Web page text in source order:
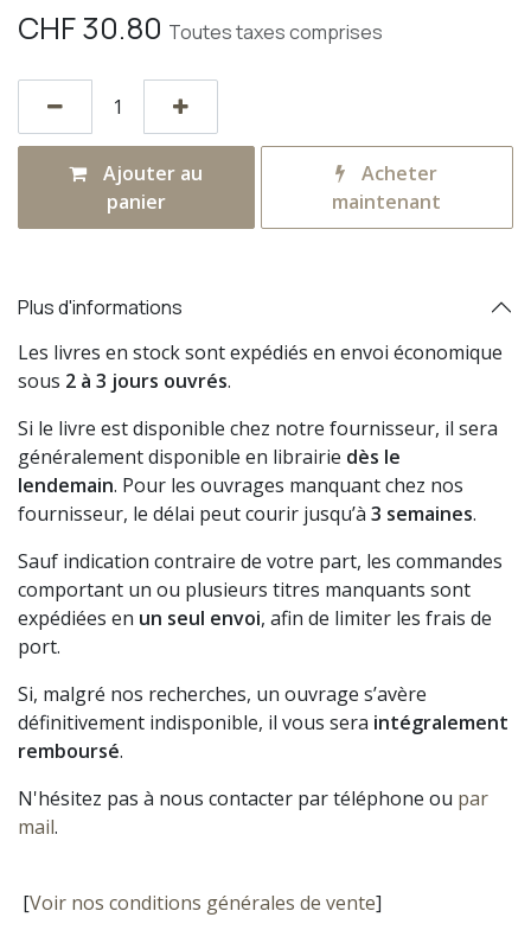
CHF30.80 Toutes taxes comprises
Ajouter au
panier
Acheter
maintenant
Plus d'informations
Les livres en stock sont expédiés en envoi économique
sous 2 à 3 jours ouvrés.
Si le livre est disponible chez notre fournisseur, il sera
généralement disponible en librairie dès le
lendemain. Pour les ouvrages manquant chez nos
fournisseur, le délai peut courir jusqu’à 3 semaines.
Sauf indication contraire de votre part, les commandes
comportant un ou plusieurs titres manquants sont
expédiées en un seul envoi, afin de limiter les frais de
port.
Si, malgré nos recherches, un ouvrage s’avère
définitivement indisponible, il vous sera intégralement
remboursé.
N'hésitez pas à nous contacter par téléphone ou par
mail.
[Voir nos conditions générales de vente]